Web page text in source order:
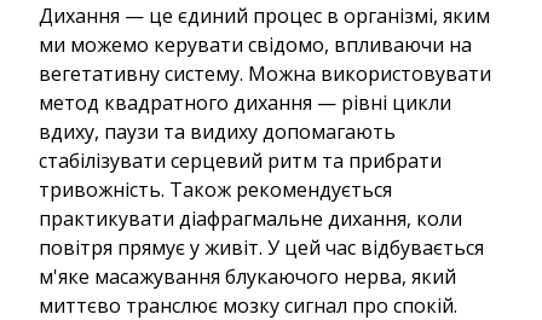
Дихання — це єдиний процес в організмі, яким
ми можемо керувати свідомо, впливаючи на
вегетативну систему. Можна використовувати
метод квадратного дихання — рівні цикли
вдиху, паузи та видиху допомагають
стабілізувати серцевий ритм та прибрати
тривожність. Також рекомендується
практикувати діафрагмальне дихання, коли
повітря прямує у живіт. У цей час відбувається
м'яке масажування блукаючого нерва, який
миттєво транслює мозку сигнал про спокій.